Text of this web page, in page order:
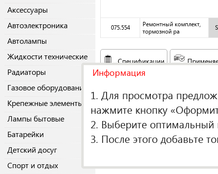
Аксессуары
Автоэлектроника
Автолампы
Жидкости технические
Радиаторы
Газовое оборудование
Крепежные элементы
Лампы бытовые
Батарейки
Детский досуг
Спорт и отдых
075.554
Ремонтный комплект,
тормозной ра
Спецификации
Информация
1. Для просмотра
нажмите кнопку
2. Выберите оптимальный
3. После этого добавьте